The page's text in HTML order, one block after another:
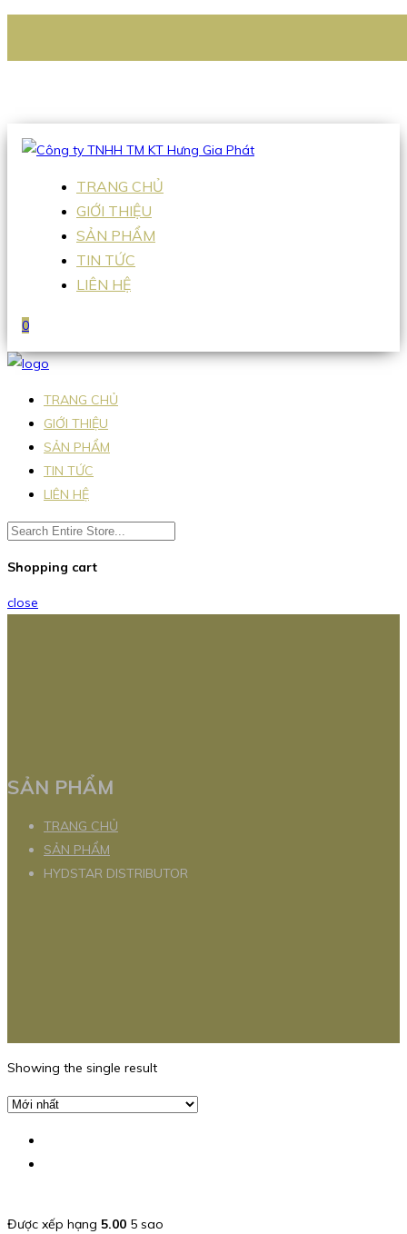
Hotline:0938 336 079
TRANG CHỦ
GIỚI THIỆU
SẢN PHẨM
TIN TỨC
LIÊN HỆ
0
TRANG CHỦ
GIỚI THIỆU
SẢN PHẨM
TIN TỨC
LIÊN HỆ
Shopping cart
close
SẢN PHẨM
TRANG CHỦ
SẢN PHẨM
HYDSTAR DISTRIBUTOR
Showing the single result
Được xếp hạng 5.00 5 sao